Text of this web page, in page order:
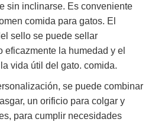
sin inclinarse. Es conveniente
comida para gatos. El
sello se puede sellar
eficazmente la humedad y el
vida útil del gato. comida.
se puede combinar
un orificio para colgar y
para cumplir necesidades